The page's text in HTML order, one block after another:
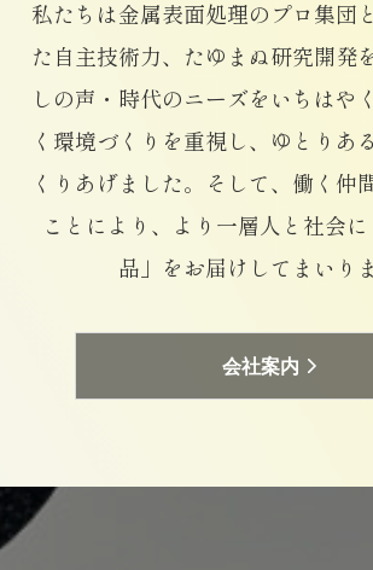
私たちは金属表面処理のプロ集団と
た自主技術力、たゆまぬ研究開発
しの声・時代のニーズをいちはや
く環境づくりを重視し、ゆとりあ
くりあげました。
そして、働く仲
ことにより、
より一層人と社会
品」をお届けしてまいりま
会社案内